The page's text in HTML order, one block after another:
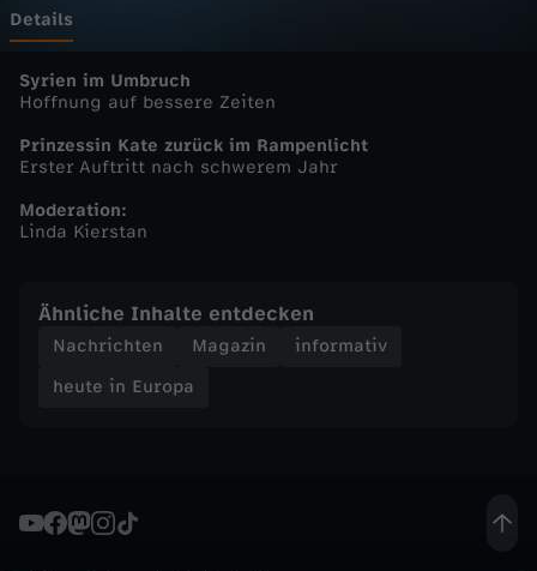
a
-
h
e
t
e
E
Details
Syrien im Umbruch
Hoffnung auf bessere Zeiten
Prinzessin Kate zurück im Rampenlicht
Erster Auftritt nach schwerem Jahr
Moderation:
Linda Kierstan
Ähnliche Inhalte entdecken
Nachrichten Magazin
informativ
heute in Europa